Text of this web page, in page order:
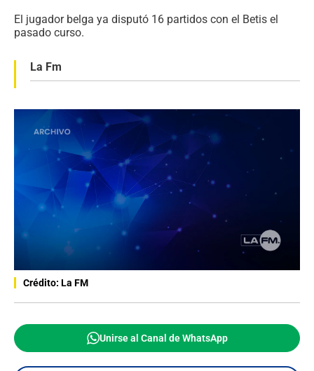
El jugador belga ya disputó 16 partidos con el Betis el
pasado curso.
La Fm
Crédito: La FM
Unirse al Canal de WhatsApp